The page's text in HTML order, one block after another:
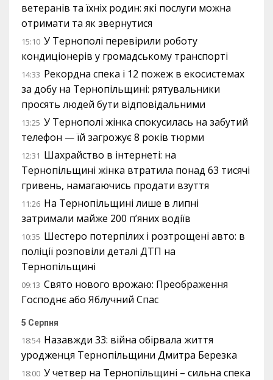
ветеранів та їхніх родин: які послуги можна
отримати та як звернутися
15:10 У Тернополі перевірили роботу
кондиціонерів у громадському транспорті
14:33 Рекордна спека і 12 пожеж в екосистемах
за добу на Тернопільщині: рятувальники
просять людей бути відповідальними
13:25 У Тернополі жінка спокусилась на забутий
телефон — їй загрожує 8 років тюрми
12:31 Шахрайство в інтернеті: на
Тернопільщині жінка втратила понад 63 тисячі
гривень, намагаючись продати взуття
11:26 На Тернопільщині лише в липні
затримали майже 200 п’яних водіїв
10:35 Шестеро потерпілих і розтрощені авто: в
поліції розповіли деталі ДТП на
Тернопільщині
09:13 Свято нового врожаю: Преображення
Господнє або Яблучний Спас
5 Серпня
18:54 Назавжди 33: війна обірвала життя
уродженця Тернопільщини Дмитра Березка
18:00 У четвер на Тернопільщині – сильна спека